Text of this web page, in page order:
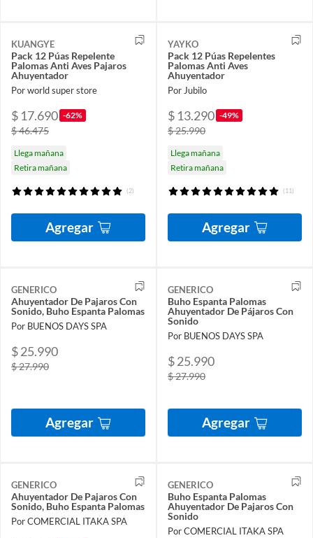
KUANGYE
Pack 12 Púas Repelente
Palomas Anti Aves Pajaros
Ahuyentador
Por world super store
$ 17.690 -62%
$ 46.475
Llega mañana
Retira mañana
(2)
Agregar
YAYKO
Pack 12 Púas Repelentes
Palomas Anti Aves
Ahuyentador
Por Jubilo
$ 13.290 -49%
$ 25.990
Llega mañana
Retira mañana
(11)
Agregar
GENERICO
Ahuyentador De Pajaros Con
Sonido, Buho Espanta Palomas
Por BUENOS DAYS SPA
$ 25.990
$ 27.990
Agregar
GENERICO
Buho Espanta Palomas
Ahuyentador De Pájaros Con
Sonido
Por BUENOS DAYS SPA
$ 25.990
$ 27.990
Agregar
GENERICO
Ahuyentador De Pajaros Con
Sonido, Buho Espanta Palomas
Por COMERCIAL ITAKA SPA
GENERICO
Buho Espanta Palomas
Ahuyentador De Pajaros Con
Sonido
Por COMERCIAL ITAKA SPA